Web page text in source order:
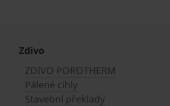
Zdivo
ZDIVO POROTHERM
Pálené cihly
Stavební překlady